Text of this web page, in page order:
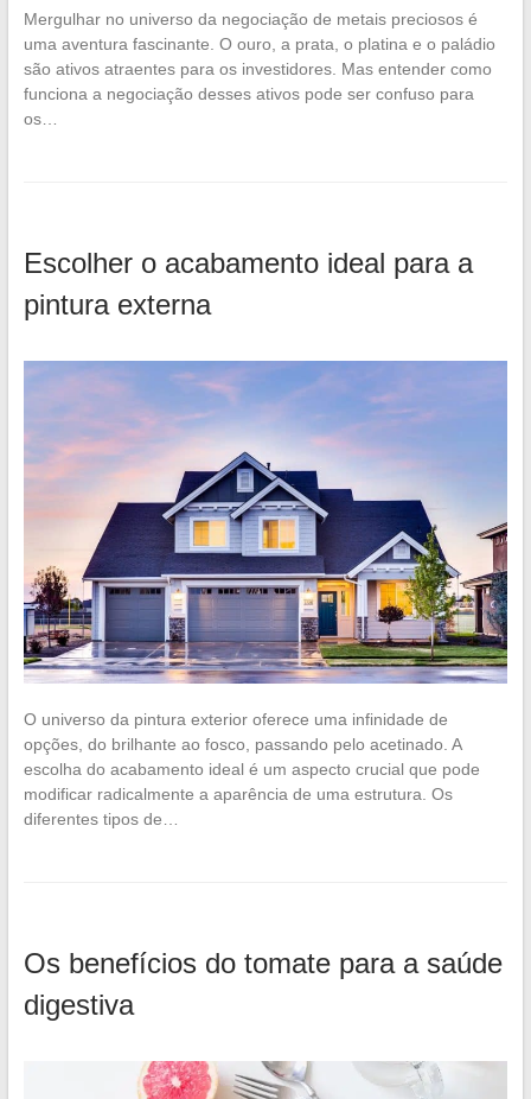
Mergulhar no universo da negociação de metais preciosos é
uma aventura fascinante. O ouro, a prata, o platina e o paládio
são ativos atraentes para os investidores. Mas entender como
funciona a negociação desses ativos pode ser confuso para
os…
Escolher o acabamento ideal para a
pintura externa
O universo da pintura exterior oferece uma infinidade de
opções, do brilhante ao fosco, passando pelo acetinado. A
escolha do acabamento ideal é um aspecto crucial que pode
modificar radicalmente a aparência de uma estrutura. Os
diferentes tipos de…
Os benefícios do tomate para a saúde
digestiva